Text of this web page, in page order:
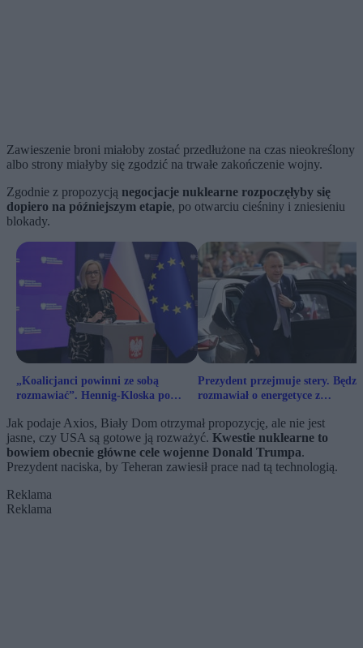
Zawieszenie broni miałoby zostać przedłużone na czas nieokreślony
albo strony miałyby się zgodzić na trwałe zakończenie wojny.
Zgodnie z propozycją negocjacje nuklearne rozpoczęłyby się
dopiero na późniejszym etapie, po otwarciu cieśniny i zniesieniu
blokady.
„Koalicjanci powinni ze sobą
rozmawiać”. Hennig-Kloska po
Prezydent przejmuje stery.
rozmawiał o energetyce z
Jak podaje Axios, Biały Dom otrzymał propozycję, ale nie jest
jasne, czy USA są gotowe ją rozważyć. Kwestie nuklearne to
bowiem obecnie główne cele wojenne Donald Trumpa.
Prezydent naciska, by Teheran zawiesił prace nad tą technologią.
Reklama
Reklama